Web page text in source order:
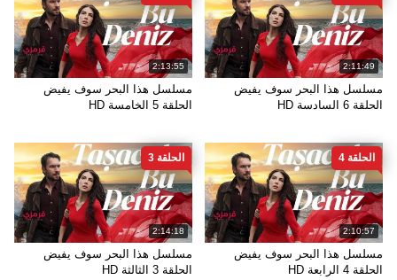
2:11:49
مسلسل هذا البحر سوف يفيض
الحلقة 6 السادسة HD
2:13:55
مسلسل هذا البحر سوف يفيض
الحلقة 5 الخامسة HD
2:10:57
الحلقة 4
مسلسل هذا البحر سوف يفيض
الحلقة 4 الرابعة HD
2:14:18
الحلقة 3
مسلسل هذا البحر سوف يفيض
الحلقة 3 الثالثة HD